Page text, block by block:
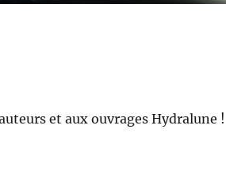
et aux ouvrages Hydralune !